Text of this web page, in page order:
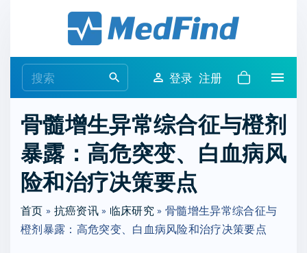
e
r
c
h
f
r
登录 注册
骨髓增生异常综合征与橙剂
暴露：高危突变、白血病风
险和治疗决策要点
首页 » 抗癌资讯» 临床研究 »骨髓增生异常综合征与
橙剂暴露：高危突变、白血病风险和治疗决策要点